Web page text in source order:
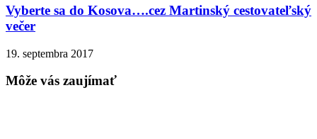
Vyberte sa do Kosova….cez Martinský cestovateľský
večer
19. septembra 2017
Môže vás zaujímať